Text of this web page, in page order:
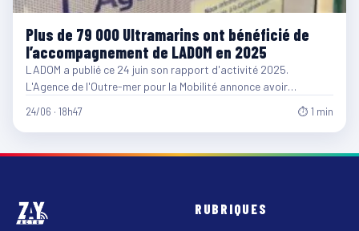
Plus de 79 000 Ultramarins ont bénéficié de
l’accompagnement de LADOM en 2025
LADOM a publié ce 24 juin son rapport d'activité 2025.
L'Agence de l'Outre-mer pour la Mobilité annonce avoir…
24/06 · 18h47 ⏱ 1 min
RUBRIQUES